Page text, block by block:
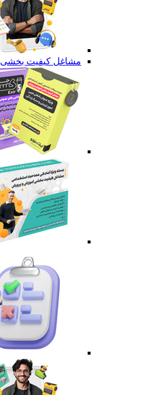
مشاغل کیفیت بخشی